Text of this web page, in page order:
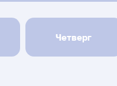
Четверг